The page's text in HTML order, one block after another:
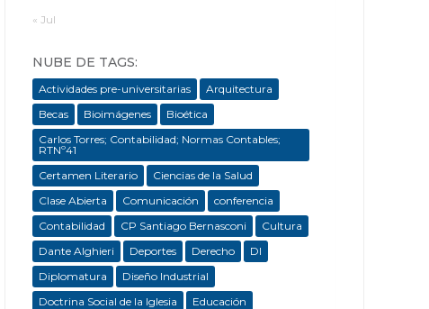
« Jul
NUBE DE TAGS:
Actividades pre-universitarias
Arquitectura
Becas
Bioimágenes
Bioética
Carlos Torres; Contabilidad; Normas Contables;
RTNº41
Certamen Literario
Ciencias de la Salud
Clase Abierta
Comunicación
conferencia
Contabilidad
CP Santiago Bernasconi
Cultura
Dante Alghieri
Deportes Derecho
DI
Diplomatura
Diseño Industrial
Doctrina Social de la Iglesia
Educación